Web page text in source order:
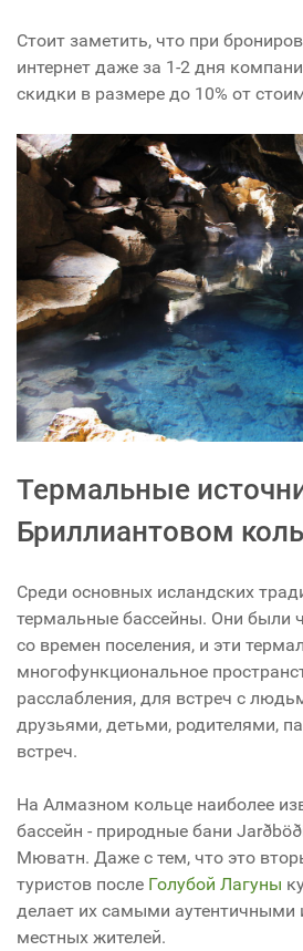
Стоит заметить, что при
интернет даже за 1-2 дня
скидки в размере до 10% от
Термальные
Бриллиантовом
Среди основных исландских
термальные бассейны. Они были
со времен поселения, и эти
многофункциональное
расслабления, для встреч с
друзьями, детьми, родителями,
встреч.
На Алмазном кольце наиболее
бассейн - природные бани
Мюватн. Даже с тем, что это
туристов после Голубой Лагуны
делает их самыми аутентичными
местных жителей.